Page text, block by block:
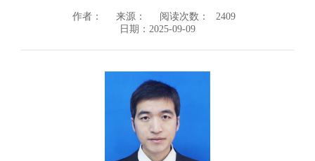
作者： 来源： 阅读次数：
2409
日期：2025-09-09